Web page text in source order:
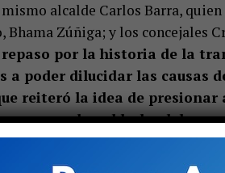
alcalde Carlos Barra,
Zúñiga; y los concejales
por la historia de la
poder dilucidar las causas
reiteró la idea de
un sondeo al lecho del
de la evidente filtración
al respecto.
Esto último fue